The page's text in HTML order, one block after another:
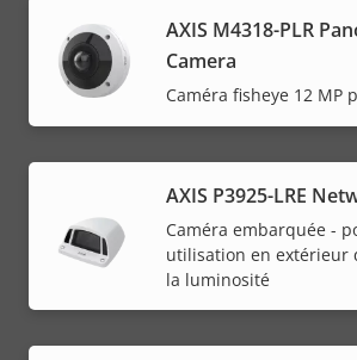
AXIS M4318-PLR
Camera
Caméra fisheye 12 MP
AXIS P3925-LRE
Caméra embarquée -
utilisation en extérieur
la luminosité